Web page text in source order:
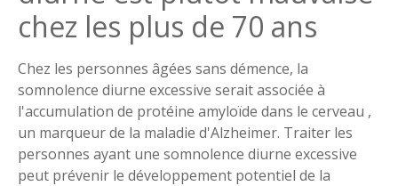
chez les plus de 70 ans
Chez les personnes âgées sans démence, la
somnolence diurne excessive serait associée à
l'accumulation de protéine amyloïde dans le cerveau ,
un marqueur de la maladie d'Alzheimer. Traiter les
personnes ayant une somnolence diurne excessive
peut prévenir le développement potentiel de la